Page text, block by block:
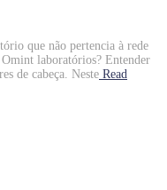
que não pertencia à rede
laboratórios? Entender
de cabeça. Neste Read